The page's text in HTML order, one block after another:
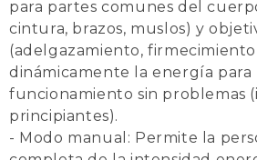
para partes comunes del
cintura, brazos, muslos) y
(adelgazamiento,
dinámicamente la energía para
funcionamiento sin problemas
principiantes).
- Modo manual: Permite la